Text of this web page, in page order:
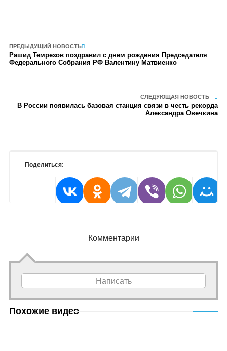
ПРЕДЫДУЩИЙ НОВОСТЬ
Рашид Темрезов поздравил с днем рождения Председателя
Федерального Собрания РФ Валентину Матвиенко
СЛЕДУЮЩАЯ НОВОСТЬ
В России появилась базовая станция связи в честь рекорда
Александра Овечкина
Поделиться:
Комментарии
Написать
Похожие видео